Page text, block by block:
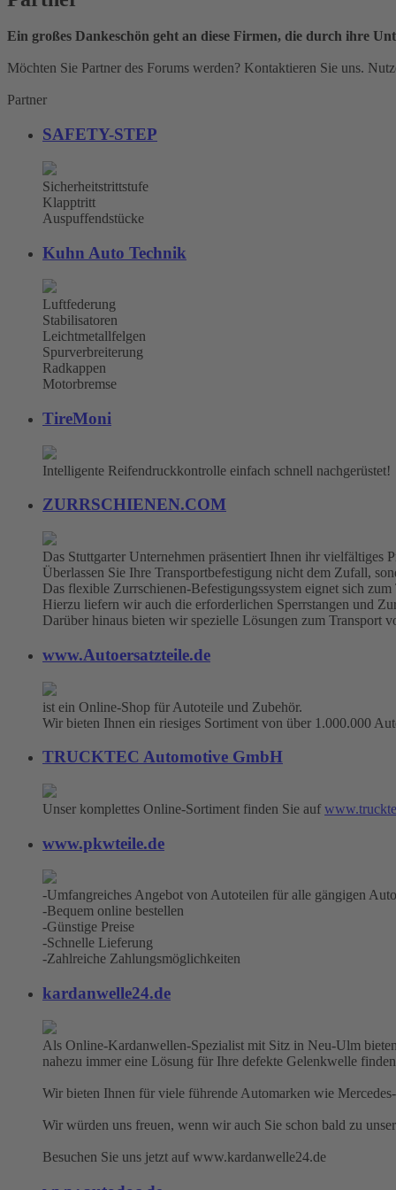
Ein großes Dankeschön geht an diese Firmen, die durch ihre
Möchten Sie Partner des Forums werden? Kontaktieren Sie uns.
Partner
SAFETY-STEP
Sicherheitstrittstufe
Klapptritt
Auspuffendstücke
Kuhn Auto Technik
Luftfederung
Stabilisatoren
Leichtmetallfelgen
Spurverbreiterung
Radkappen
Motorbremse
TireMoni
Intelligente Reifendruckkontrolle einfach schnell nachgerüstet!
ZURRSCHIENEN.COM
Das Stuttgarter Unternehmen präsentiert Ihnen ihr vielfältiges
Überlassen Sie Ihre Transportbefestigung nicht dem Zufall,
Das flexible Zurrschienen-Befestigungssystem eignet sich
Hierzu liefern wir auch die erforderlichen Sperrstangen und
Darüber hinaus bieten wir spezielle Lösungen zum Transport
www.Autoersatzteile.de
ist ein Online-Shop für Autoteile und Zubehör.
Wir bieten Ihnen ein riesiges Sortiment von über 1.000.000
TRUCKTEC Automotive GmbH
Unser komplettes Online-Sortiment finden Sie auf
www.pkwteile.de
-Umfangreiches Angebot von Autoteilen für alle gängigen
-Bequem online bestellen
-Günstige Preise
-Schnelle Lieferung
-Zahlreiche Zahlungsmöglichkeiten
kardanwelle24.de
Als Online-Kardanwellen-Spezialist mit Sitz in Neu-Ulm
nahezu immer eine Lösung für Ihre defekte Gelenkwelle
Wir bieten Ihnen für viele führende Automarken wie
Wir würden uns freuen, wenn wir auch Sie schon bald zu
Besuchen Sie uns jetzt auf www.kardanwelle24.de